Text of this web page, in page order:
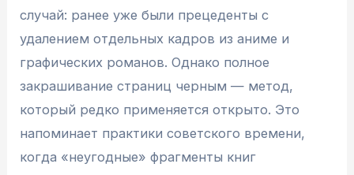
случай: ранее уже были прецеденты с
удалением отдельных кадров из аниме и
графических романов. Однако полное
закрашивание страниц черным — метод,
который редко применяется открыто. Это
напоминает практики советского времени,
когда «неугодные» фрагменты книг